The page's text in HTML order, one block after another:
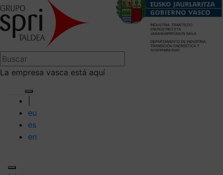
La empresa vasca está aquí
eu
es
en